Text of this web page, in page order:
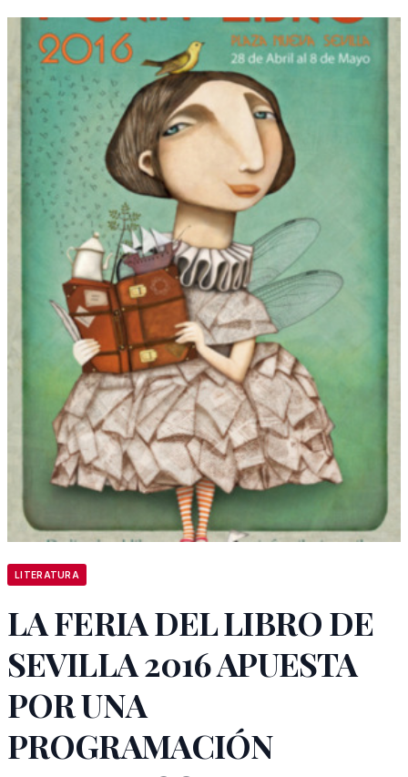
LITERATURA
LA FERIA DEL LIBRO DE
SEVILLA 2016 APUESTA
POR UNA
PROGRAMACIÓN